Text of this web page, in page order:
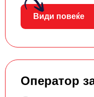
Види повеќе
Оператор